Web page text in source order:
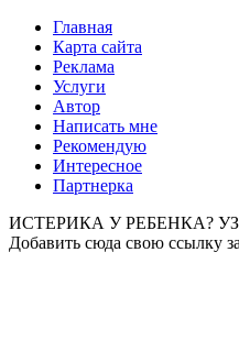
Главная
Карта сайта
Реклама
Услуги
Автор
Написать мне
Рекомендую
Интересное
Партнерка
ИСТЕРИКА У РЕБЕНКА?
Добавить сюда свою ссылку